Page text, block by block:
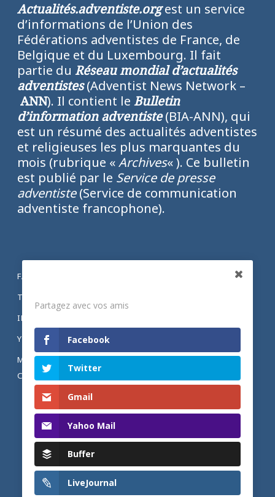
Actualités.adventiste.orgest un service
d’informations de l’Union des
Fédérations adventistes de France, de
Belgique et du Luxembourg. Il fait
partie du Réseau mondial d’actualités
adventistes(Adventist News Network –
ANN). Il contient le Bulletin
d’information adventiste(BIA-ANN), qui
est un résumé des actualités adventistes
et religieuses les plus marquantes du
mois (rubrique «Archives« ). Ce bulletin
est publié par le Service de presse
adventiste(Service de communication
adventiste francophone).
FACEBOOK
TWITTER
INSTAGRAM
YOUTUBE
MENTIONS LÉGALES ET POLITIQUE DE
CONFIDENTIALITÉ
Partagez avec vos amis
Facebook
Twitter
Gmail
Yahoo Mail
Buffer
LiveJournal